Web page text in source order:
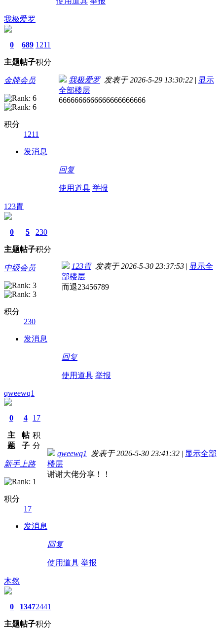
我极爱罗
0
主题
689
帖子
1211
积分
金牌会员
积分
1211
发消息
我极爱罗发表于 2026-5-29 13:30:22 | 显示
全部楼层
6666666666666666666666
回复
使用道具 举报
123胃
0
主题
5
帖子
230
积分
中级会员
积分
230
发消息
123胃发表于 2026-5-30 23:37:53 | 显示全
部楼层
而退23456789
回复
使用道具 举报
qweewq1
0
主
题
4
帖
子
17
积
分
新手上路
积分
17
发消息
qweewq1 发表于 2026-5-30 23:41:32 | 显示全部
楼层
谢谢大佬分享！！
回复
使用道具 举报
木然
0
主题
1347
帖子
2441
积分